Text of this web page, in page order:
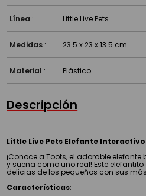
Línea : Little Live Pets
Medidas : 23.5 x 23 x 13.5 cm
Material : Plástico
Descripción
Little Live Pets Elefante
¡Conoce a Toots, el adorable
y suena como uno real! Este
delicias de los pequeños con sus
Características: